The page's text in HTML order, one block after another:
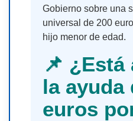
Gobierno sobre una
universal de 200
hijo menor de edad.
📌
la ayuda
euros